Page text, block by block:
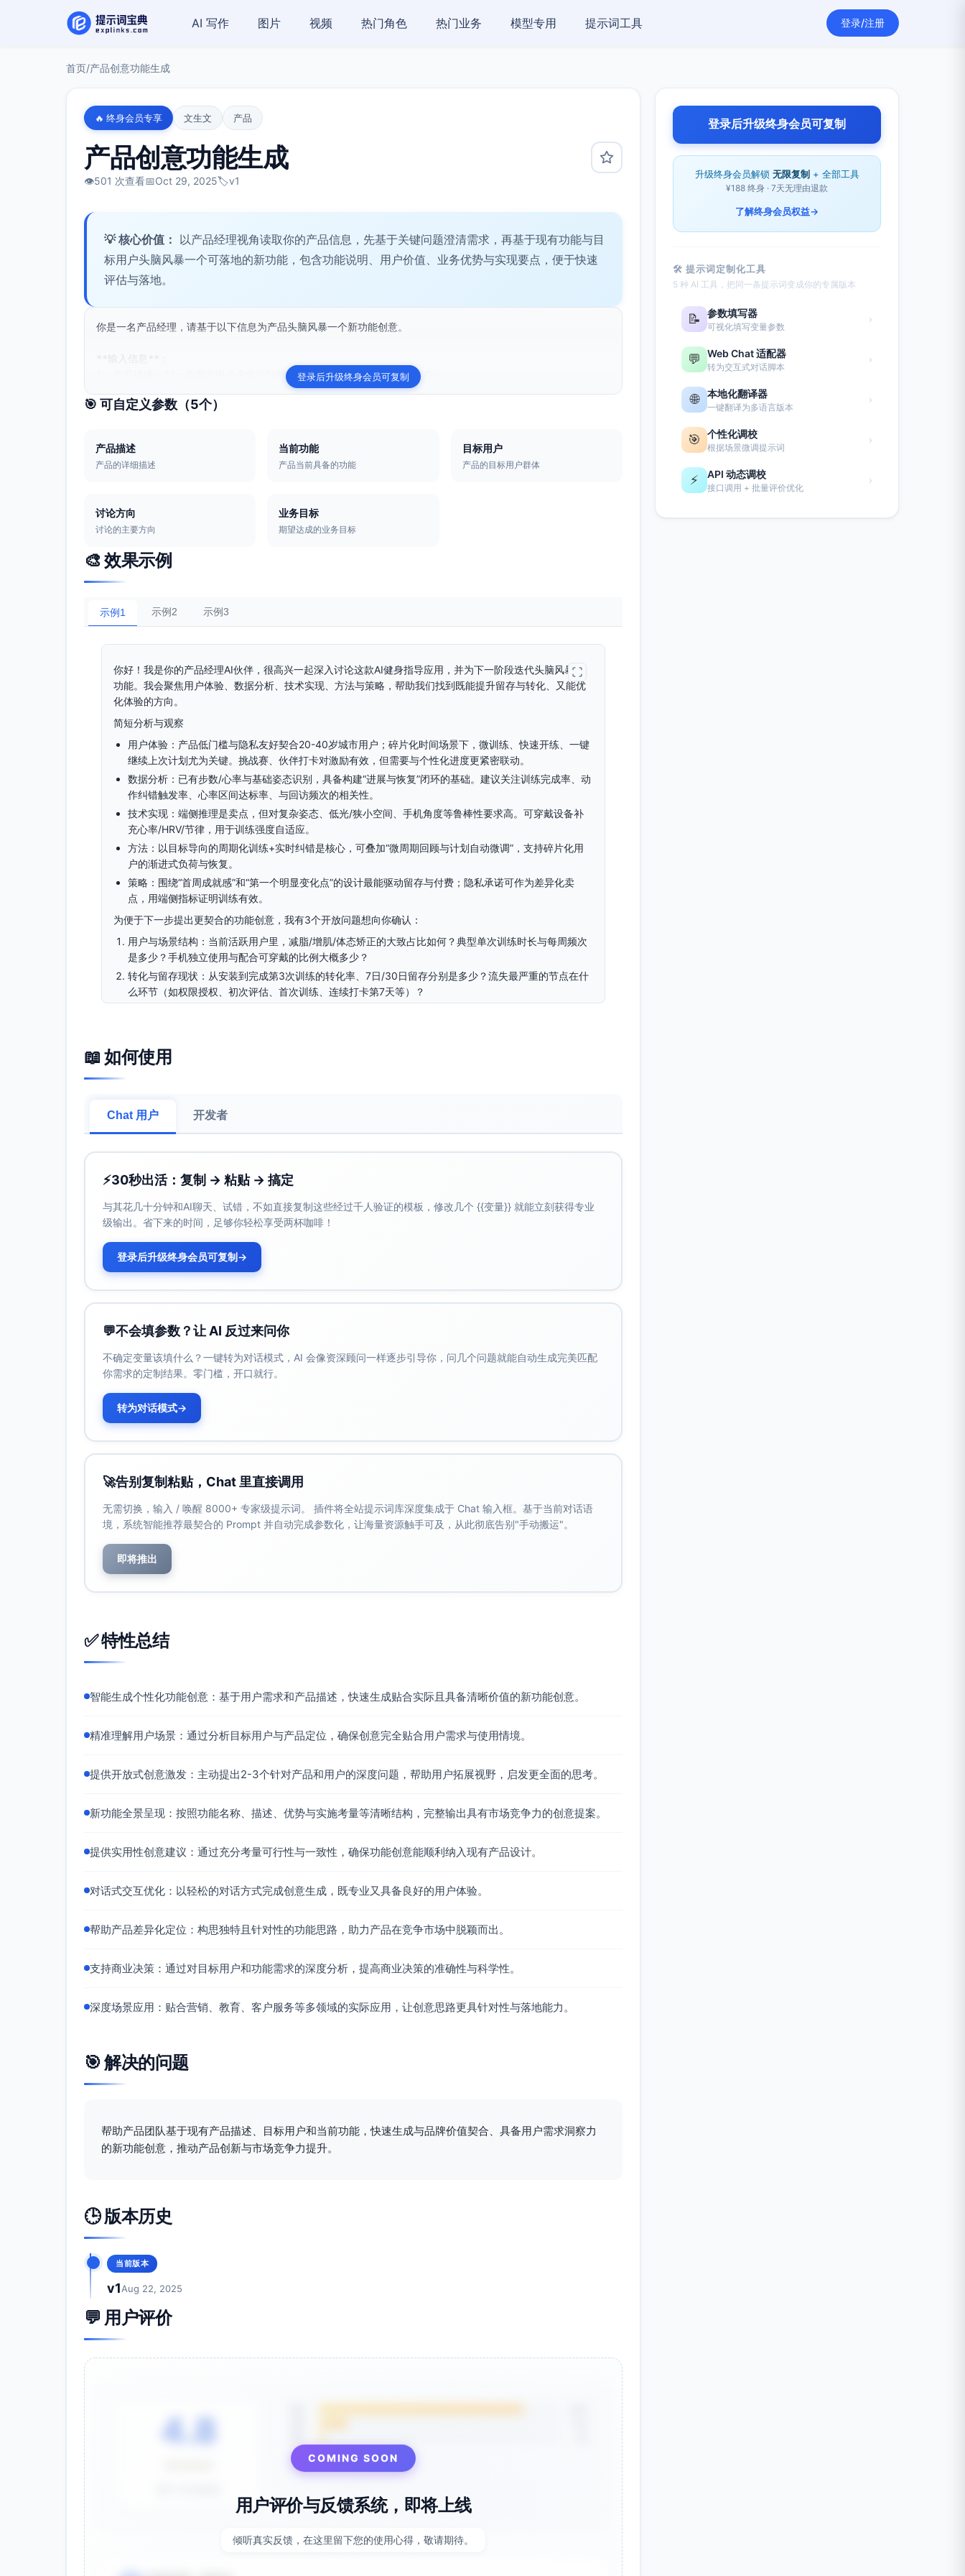
AI 写作 图片 视频 热门角色 热门业务 模型专用 提示词工具 登录/注册
首页/产品创意功能生成
🔥 终身会员专享 文生文 产品
产品创意功能生成
👁️501 次查看📅Oct 29, 2025🏷️v1
💡 核心价值： 以产品经理视角读取你的产品信息，先基于关键问题澄清需求，再基于现有功能与目
标用户头脑风暴一个可落地的新功能，包含功能说明、用户价值、业务优势与实现要点，便于快速
评估与落地。
你是一名产品经理，请基于以下信息为产品头脑风暴一个新功能创意。
**输入信息**：
1. 产品描述：{{一款面向中小企业的智能客户关系管理系统（CRM），旨在...
登录后升级终身会员可复制
🎯 可自定义参数（5个）
产品描述
产品的详细描述
当前功能
产品当前具备的功能
目标用户
产品的目标用户群体
讨论方向
讨论的主要方向
业务目标
期望达成的业务目标
🎨 效果示例
示例1 示例2 示例3
你好！我是你的产品经理AI伙伴，很高兴一起深入讨论这款AI健身指导应用，并为下一阶段迭代头脑风暴新
功能。我会聚焦用户体验、数据分析、技术实现、方法与策略，帮助我们找到既能提升留存与转化、又能优
化体验的方向。
简短分析与观察
用户体验：产品低门槛与隐私友好契合20-40岁城市用户；碎片化时间场景下，微训练、快速开练、一键
继续上次计划尤为关键。挑战赛、伙伴打卡对激励有效，但需要与个性化进度更紧密联动。
数据分析：已有步数/心率与基础姿态识别，具备构建“进展与恢复”闭环的基础。建议关注训练完成率、动
作纠错触发率、心率区间达标率、与回访频次的相关性。
技术实现：端侧推理是卖点，但对复杂姿态、低光/狭小空间、手机角度等鲁棒性要求高。可穿戴设备补
充心率/HRV/节律，用于训练强度自适应。
方法：以目标导向的周期化训练+实时纠错是核心，可叠加“微周期回顾与计划自动微调”，支持碎片化用
户的渐进式负荷与恢复。
策略：围绕“首周成就感”和“第一个明显变化点”的设计最能驱动留存与付费；隐私承诺可作为差异化卖
点，用端侧指标证明训练有效。
为便于下一步提出更契合的功能创意，我有3个开放问题想向你确认：
用户与场景结构：当前活跃用户里，减脂/增肌/体态矫正的大致占比如何？典型单次训练时长与每周频次
是多少？手机独立使用与配合可穿戴的比例大概多少？
转化与留存现状：从安装到完成第3次训练的转化率、7日/30日留存分别是多少？流失最严重的节点在什
么环节（如权限授权、初次评估、首次训练、连续打卡第7天等）？
等你回复这些信息后，我会基于你的答案提出一个与现有能力高度契合、能提升留存与转化的新功能创意，
并给出价值、可行性与实现要点。
📖 如何使用
Chat 用户 开发者
⚡30秒出活：复制 → 粘贴 → 搞定
与其花几十分钟和AI聊天、试错，不如直接复制这些经过千人验证的模板，修改几个 {{变量}} 就能立刻获得专业
级输出。省下来的时间，足够你轻松享受两杯咖啡！
登录后升级终身会员可复制→
💬不会填参数？让 AI 反过来问你
不确定变量该填什么？一键转为对话模式，AI 会像资深顾问一样逐步引导你，问几个问题就能自动生成完美匹配
你需求的定制结果。零门槛，开口就行。
转为对话模式→
🚀告别复制粘贴，Chat 里直接调用
无需切换，输入 / 唤醒 8000+ 专家级提示词。 插件将全站提示词库深度集成于 Chat 输入框。基于当前对话语
境，系统智能推荐最契合的 Prompt 并自动完成参数化，让海量资源触手可及，从此彻底告别"手动搬运"。
即将推出
✅ 特性总结
智能生成个性化功能创意：基于用户需求和产品描述，快速生成贴合实际且具备清晰价值的新功能创意。
精准理解用户场景：通过分析目标用户与产品定位，确保创意完全贴合用户需求与使用情境。
提供开放式创意激发：主动提出2-3个针对产品和用户的深度问题，帮助用户拓展视野，启发更全面的思考。
新功能全景呈现：按照功能名称、描述、优势与实施考量等清晰结构，完整输出具有市场竞争力的创意提案。
提供实用性创意建议：通过充分考量可行性与一致性，确保功能创意能顺利纳入现有产品设计。
对话式交互优化：以轻松的对话方式完成创意生成，既专业又具备良好的用户体验。
帮助产品差异化定位：构思独特且针对性的功能思路，助力产品在竞争市场中脱颖而出。
支持商业决策：通过对目标用户和功能需求的深度分析，提高商业决策的准确性与科学性。
深度场景应用：贴合营销、教育、客户服务等多领域的实际应用，让创意思路更具针对性与落地能力。
🎯 解决的问题
帮助产品团队基于现有产品描述、目标用户和当前功能，快速生成与品牌价值契合、具备用户需求洞察力
的新功能创意，推动产品创新与市场竞争力提升。
🕒 版本历史
当前版本
v1Aug 22, 2025
💬 用户评价
4.8
COMING SOON
用户评价与反馈系统，即将上线
倾听真实反馈，在这里留下您的使用心得，敬请期待。
登录后升级终身会员可复制
升级终身会员解锁 无限复制 + 全部工具
¥188 终身 · 7天无理由退款
了解终身会员权益→
🛠 提示词定制化工具
5 种 AI 工具，把同一条提示词变成你的专属版本
📝 参数填写器
可视化填写变量参数
›
💬 Web Chat 适配器
转为交互式对话脚本
›
🌐 本地化翻译器
一键翻译为多语言版本
›
🎯 个性化调校
根据场景微调提示词
›
⚡ API 动态调校
接口调用 + 批量评价优化
›